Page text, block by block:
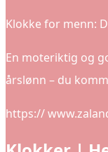
Klokke for menn:
En moteriktig og
årslønn – du
https://